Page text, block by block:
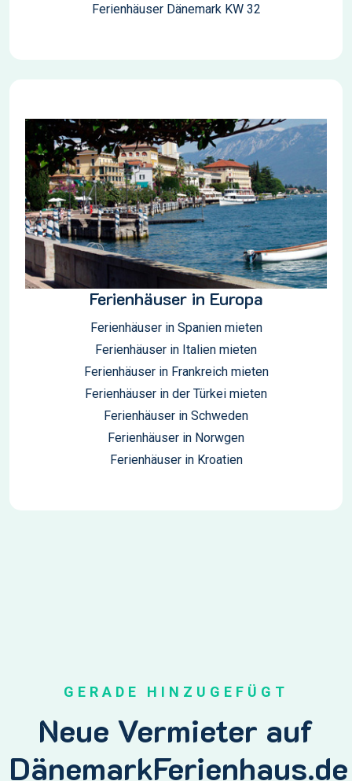
Ferienhäuser Dänemark KW 32
Ferienhäuser in Europa
Ferienhäuser in Spanien mieten
Ferienhäuser in Italien mieten
Ferienhäuser in Frankreich mieten
Ferienhäuser in der Türkei mieten
Ferienhäuser in Schweden
Ferienhäuser in Norwgen
Ferienhäuser in Kroatien
GERADE HINZUGEFÜGT
Neue Vermieter auf
DänemarkFerienhaus.de